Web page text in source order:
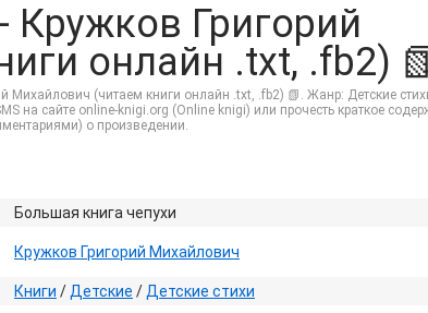
Кружков Григорий
онлайн .txt, .fb2)
Михайлович (читаем книги онлайн .txt, .fb2) 📗. Жанр: Детские
на сайте online-knigi.org (Online knigi) или прочесть краткое
о произведении.
Большая книга чепухи
Кружков Григорий Михайлович
Книги / Детские / Детские стихи